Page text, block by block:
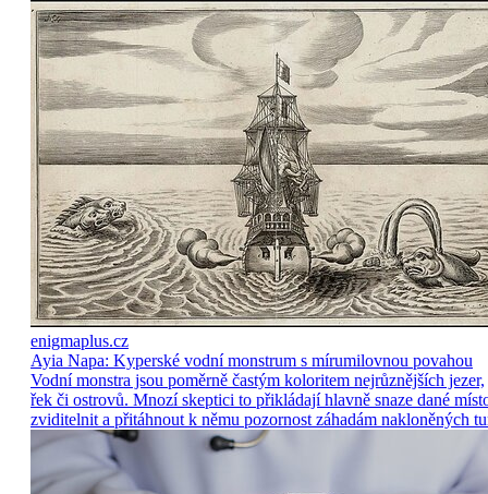
enigmaplus.cz
Ayia Napa: Kyperské vodní monstrum s mírumilovnou povahou
Vodní monstra jsou poměrně častým koloritem nejrůznějších jezer,
řek či ostrovů. Mnozí skeptici to přikládají hlavně snaze dané
zviditelnit a přitáhnout k němu pozornost záhadám nakloněných